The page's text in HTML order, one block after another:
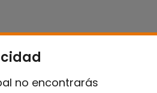
no encontrarás